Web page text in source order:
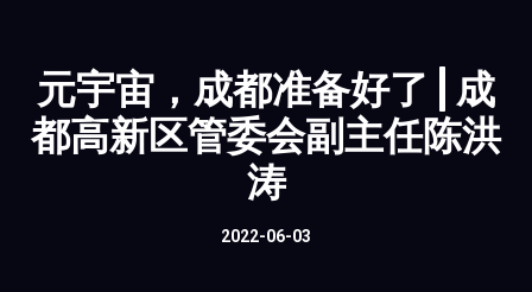
元宇宙，成都准备好了 | 成
都高新区管委会副主任陈洪
涛
2022-06-03